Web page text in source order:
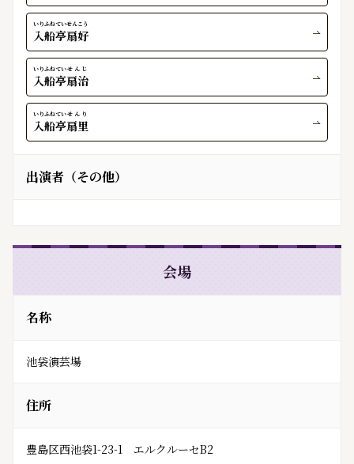
入船亭
いりふねてい
扇好
せんこう
入船亭
いりふねてい
扇治
せんじ
入船亭
いりふねてい
扇里
せんり
出演者（その他）
会場
名称
池袋演芸場
住所
豊島区西池袋1-23-1　エルクルーセB2